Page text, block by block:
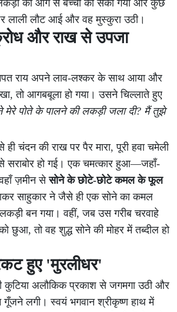
की आग से बच्ची को सेंका गया और कुछ
लाली लौट आई और वह मुस्कुरा उठी।
और राख से उपजा
राय अपने लाव-लश्कर के साथ आया और
तो आगबबूला हो गया। उसने चिल्लाते हुए
मेरे पोते के पालने की लकड़ी जला दी? मैं तुझे
चंदन की राख पर पैर मारा, पूरी हवा चमेली
हो गई। एक चमत्कार हुआ—जहाँ-
ज़मीन सेसोने के छोटे-छोटे कमल के फूल
साहुकार ने जैसे ही एक सोने का कमल
बन गया। वहीं, जब उस गरीब चरवाहे
छुआ, तो वह शुद्ध सोने की मोहर में तब्दील हो
हुए 'मुरलीधर'
कुटिया अलौकिक प्रकाश से जगमगा उठी और
गूँजने लगी। स्वयं भगवान श्रीकृष्ण हाथ में